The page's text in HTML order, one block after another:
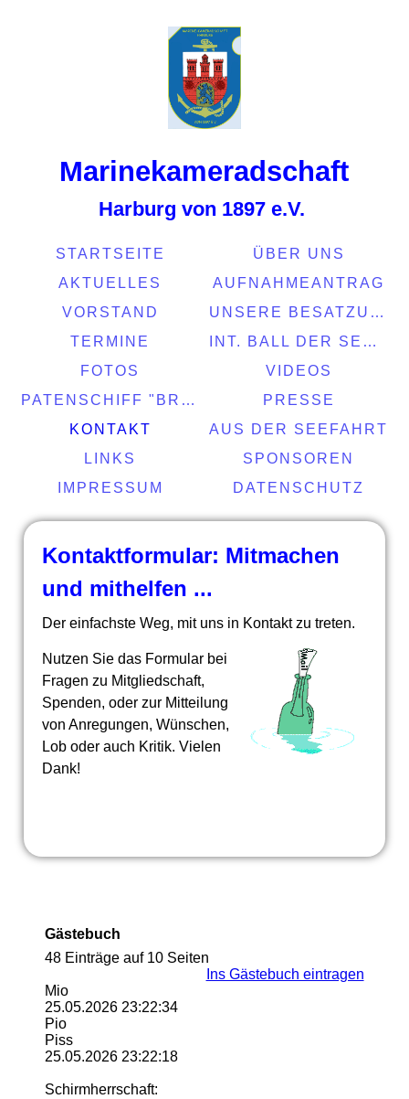
Marinekameradschaft
Harburg von 1897 e.V.
STARTSEITE
ÜBER UNS
AKTUELLES
AUFNAHMEANTRAG
VORSTAND
UNSERE BESATZUNG
TERMINE
INT. BALL DER SEEFAHRT 2022
FOTOS
VIDEOS
PATENSCHIFF "BRASIL"
PRESSE
KONTAKT
AUS DER SEEFAHRT
LINKS
SPONSOREN
IMPRESSUM
DATENSCHUTZ
Kontaktformular: Mitmachen
und mithelfen ...
Der einfachste Weg, mit uns in Kontakt zu treten.
Nutzen Sie das Formular bei
Fragen zu Mitgliedschaft,
Spenden, oder zur Mitteilung
von Anregungen, Wünschen,
Lob oder auch Kritik. Vielen
Dank!
Gästebuch
48 Einträge auf 10 Seiten
Ins Gästebuch eintragen
Mio
25.05.2026 23:22:34
Pio
Piss
25.05.2026 23:22:18
Schirmherrschaft: